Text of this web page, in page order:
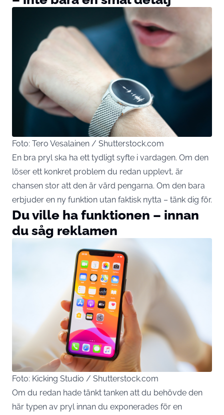
Foto: Tero Vesalainen / Shutterstock.com
En bra pryl ska ha ett tydligt syfte i vardagen. Om den
löser ett konkret problem du redan upplevt, är
chansen stor att den är värd pengarna. Om den bara
erbjuder en ny funktion utan faktisk nytta – tänk dig för.
Du ville ha funktionen – innan
du såg reklamen
Foto: Kicking Studio / Shutterstock.com
Om du redan hade tänkt tanken att du behövde den
här typen av pryl innan du exponerades för en